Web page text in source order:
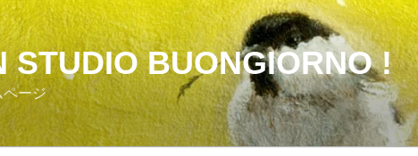
STUDIO BUONGIORNO !
ージ